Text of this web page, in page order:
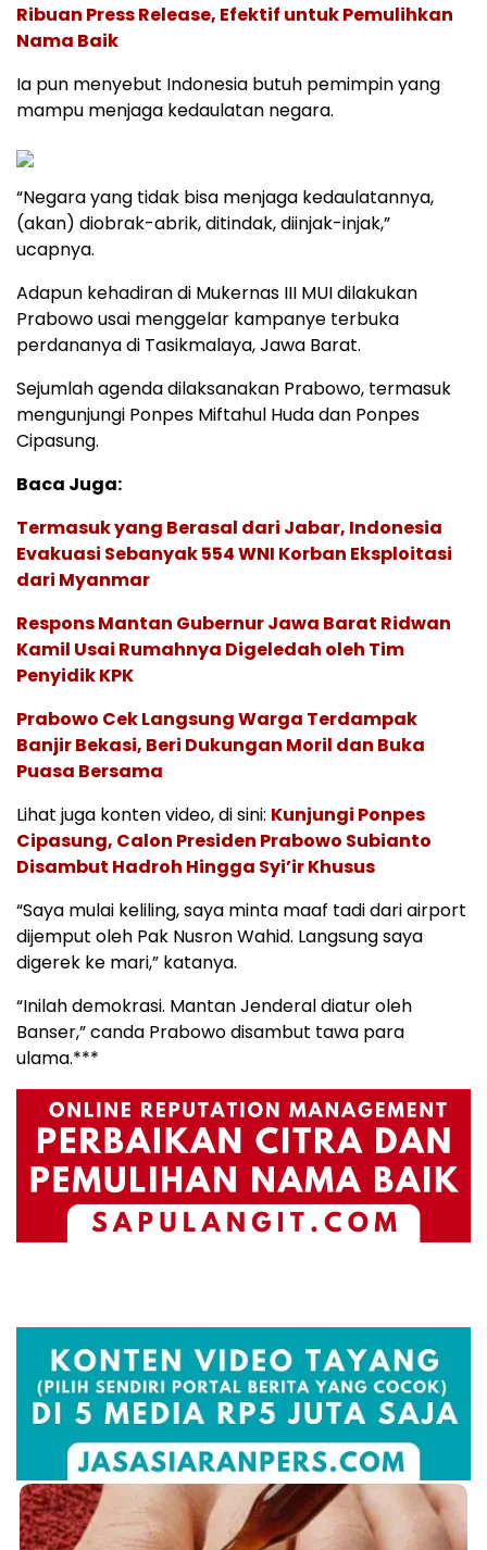
Ribuan Press Release, Efektif untuk Pemulihkan
Nama Baik
Ia pun menyebut Indonesia butuh pemimpin yang
mampu menjaga kedaulatan negara.
“Negara yang tidak bisa menjaga kedaulatannya,
(akan) diobrak-abrik, ditindak, diinjak-injak,”
ucapnya.
Adapun kehadiran di Mukernas III MUI dilakukan
Prabowo usai menggelar kampanye terbuka
perdananya di Tasikmalaya, Jawa Barat.
Sejumlah agenda dilaksanakan Prabowo, termasuk
mengunjungi Ponpes Miftahul Huda dan Ponpes
Cipasung.
Baca Juga:
Termasuk yang Berasal dari Jabar, Indonesia
Evakuasi Sebanyak 554 WNI Korban Eksploitasi
dari Myanmar
Respons Mantan Gubernur Jawa Barat Ridwan
Kamil Usai Rumahnya Digeledah oleh Tim
Penyidik KPK
Prabowo Cek Langsung Warga Terdampak
Banjir Bekasi, Beri Dukungan Moril dan Buka
Puasa Bersama
Lihat juga konten video, di sini: Kunjungi Ponpes
Cipasung, Calon Presiden Prabowo Subianto
Disambut Hadroh Hingga Syi’ir Khusus
“Saya mulai keliling, saya minta maaf tadi dari airport
dijemput oleh Pak Nusron Wahid. Langsung saya
digerek ke mari,” katanya.
“Inilah demokrasi. Mantan Jenderal diatur oleh
Banser,” canda Prabowo disambut tawa para
ulama.***